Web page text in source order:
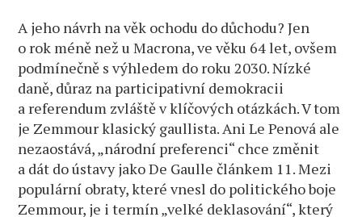
A jeho návrh na věk ochodu do důchodu? Jen
o rok méně než u Macrona, ve věku 64 let, ovšem
podmínečně s výhledem do roku 2030. Nízké
daně, důraz na participativní demokracii
a referendum zvláště v klíčových otázkách. V tom
je Zemmour klasický gaullista. Ani Le Penová ale
nezaostává, „národní preferenci“ chce změnit
a dát do ústavy jako De Gaulle článkem 11. Mezi
populární obraty, které vnesl do politického boje
Zemmour, je i termín „velké deklasování“, který